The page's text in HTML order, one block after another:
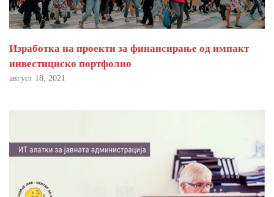
Изработка на проекти за финансирање од импакт
инвестициско портфолио
август 18, 2021